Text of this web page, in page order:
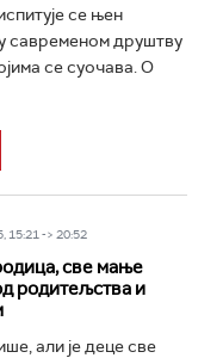
се њен
у савременом друштву
се суочава. О
15:21 -> 20:52
све мање
родитељства и
али је деце све